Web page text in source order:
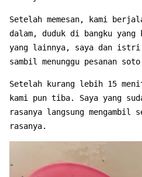
Setelah memesan, kami
dalam, duduk di bangku yang
yang lainnya, saya dan
sambil menunggu pesanan
Setelah kurang lebih 15
kami pun tiba. Saya yang
rasanya langsung mengambil
rasanya.